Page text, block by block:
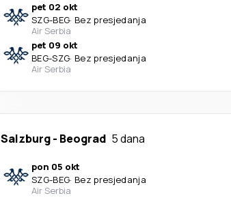
pet 02 okt
SZG-BEG· Bez presjedanja
Air Serbia
pet 09 okt
BEG-SZG· Bez presjedanja
Air Serbia
Salzburg- Beograd 5 dana
pon 05 okt
SZG-BEG· Bez presjedanja
Air Serbia